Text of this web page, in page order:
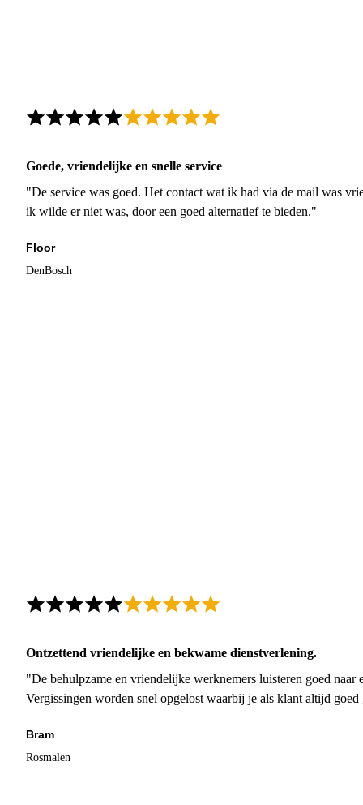
Goede, vriendelijke en snelle service
"De service was goed. Het contact wat ik had via de mail was
ik wilde er niet was, door een goed alternatief te bieden."
Floor
DenBosch
Ontzettend vriendelijke en bekwame dienstverlening.
"De behulpzame en vriendelijke werknemers luisteren goed naar
Vergissingen worden snel opgelost waarbij je als klant altijd
Bram
Rosmalen